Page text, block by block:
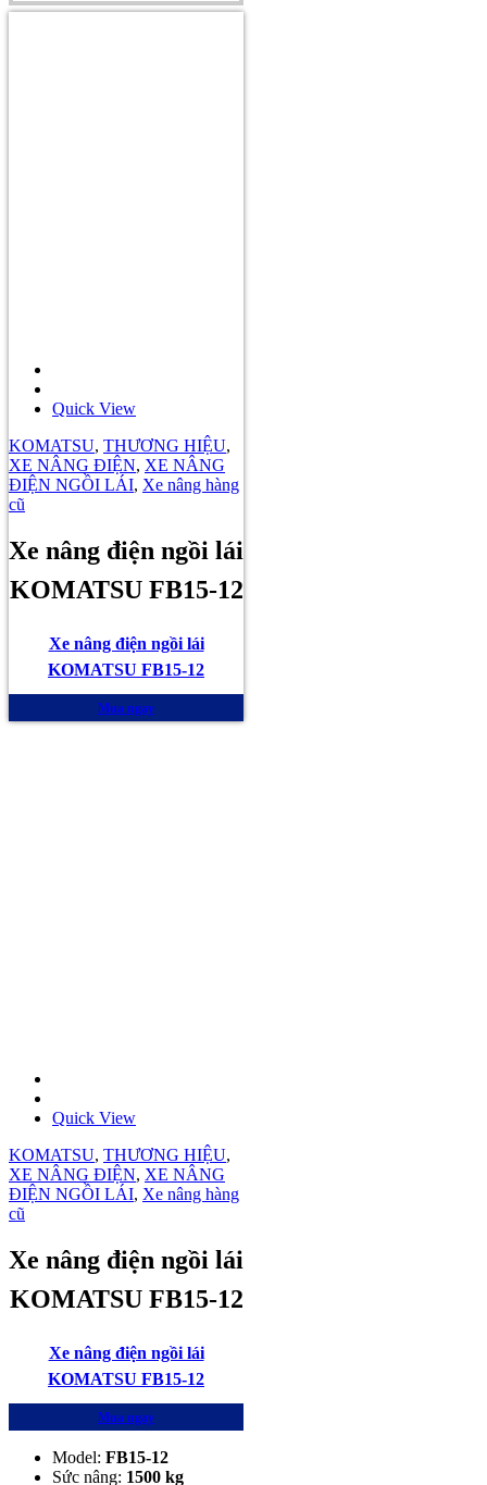
Quick View
KOMATSU, THƯƠNG HIỆU,
XE NÂNG ĐIỆN, XE NÂNG
ĐIỆN NGỒI LÁI, Xe nâng hàng
cũ
Xe nâng điện ngồi lái
KOMATSU FB15-12
Xe nâng điện ngồi lái
KOMATSU FB15-12
Mua ngay
Quick View
KOMATSU, THƯƠNG HIỆU,
XE NÂNG ĐIỆN, XE NÂNG
ĐIỆN NGỒI LÁI, Xe nâng hàng
cũ
Xe nâng điện ngồi lái
KOMATSU FB15-12
Xe nâng điện ngồi lái
KOMATSU FB15-12
Mua ngay
Model: FB15-12
Sức nâng: 1500 kg